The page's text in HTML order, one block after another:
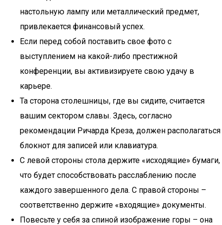
настольную лампу или металлический предмет,
привлекается финансовый успех.
Если перед собой поставить свое фото с
выступлением на какой-либо престижной
конференции, вы активизируете свою удачу в
карьере.
Та сторона столешницы, где вы сидите, считается
вашим сектором славы. Здесь, согласно
рекомендации Ричарда Креза, должен располагаться
блокнот для записей или клавиатура.
С левой стороны стола держите «исходящие» бумаги,
что будет способствовать расслаблению после
каждого завершенного дела. С правой стороны –
соответственно держите «входящие» документы.
Повесьте у себя за спиной изображение горы – она